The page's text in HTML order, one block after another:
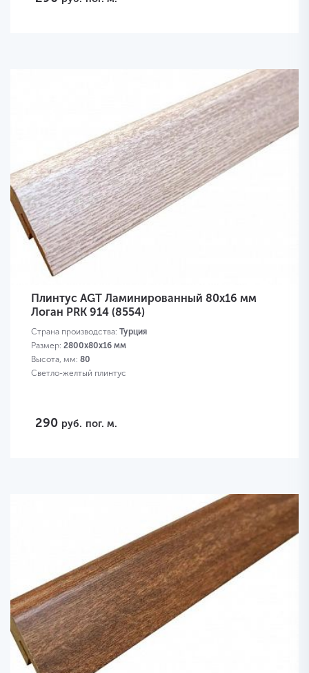
Плинтус AGT Ламинированный 80х16 мм
Логан PRK 914 (8554)
Страна производства: Турция
Размер: 2800х80х16 мм
Высота, мм: 80
Светло-желтый плинтус
290 руб. пог. м.